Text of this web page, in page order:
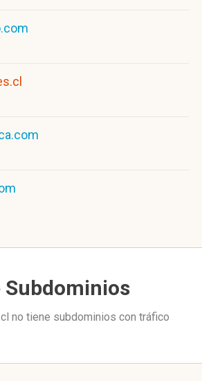
no tiene subdominios con tráfico